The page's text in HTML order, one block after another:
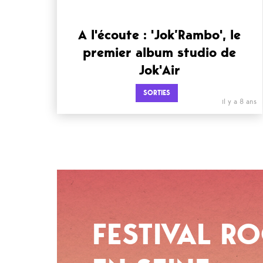
A l'écoute : 'Jok’Rambo', le
premier album studio de
Jok'Air
SORTIES
il y a 8 ans
FESTIVAL